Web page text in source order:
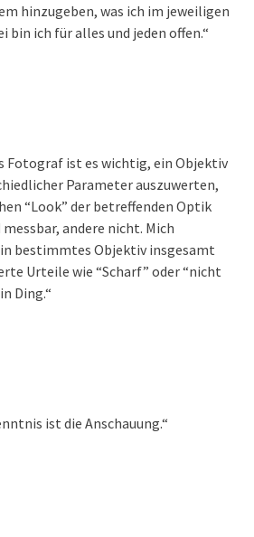
hinzugeben, was ich im jeweiligen
bin ich für alles und jeden offen.“
Fotograf ist es wichtig, ein Objektiv
Parameter auszuwerten,
“Look” der betreffenden Optik
andere nicht. Mich
bestimmtes Objektiv insgesamt
Urteile wie “Scharf” oder “nicht
Ding.“
ist die Anschauung.“